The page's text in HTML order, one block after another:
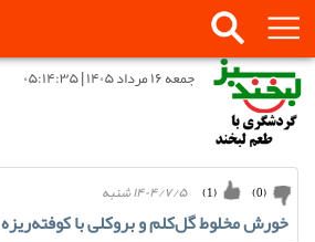
جمعه ۱۶ مرداد ۱۴۰۵ | ۰۵:۱۴:۳۵
۱۴۰۴/۷/۵ شنبه (
1
) (
0
)
خورش مخلوط گل‌کلم و بروکلی با کوفته‌ریزه